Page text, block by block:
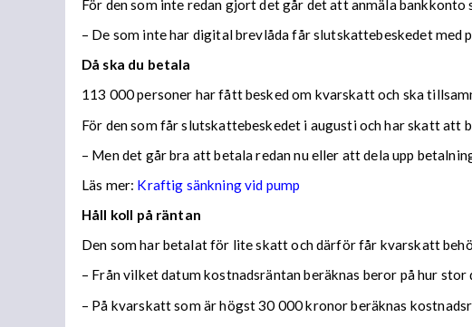
För den som inte redan gjort det går det att anmäla
– De som inte har digital brevlåda får slutskattebeskedet
Då ska du betala
113 000 personer har fått besked om kvarskatt och ska
För den som får slutskattebeskedet i augusti och har skatt
– Men det går bra att betala redan nu eller att dela upp
Läs mer: Kraftig sänkning vid pump
Håll koll på räntan
Den som har betalat för lite skatt och därför får kvarskatt
– Från vilket datum kostnadsräntan beräknas beror på hur
– På kvarskatt som är högst 30 000 kronor beräknas